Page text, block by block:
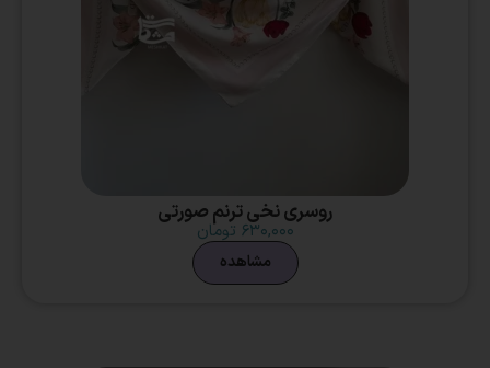
روسری نخی ترنم صورتی
۶۳۰,۰۰۰ تومان
مشاهده